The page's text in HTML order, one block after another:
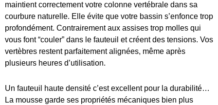
maintient correctement votre colonne vertébrale dans sa
courbure naturelle. Elle évite que votre bassin s’enfonce trop
profondément. Contrairement aux assises trop molles qui
vous font “couler” dans le fauteuil et créent des tensions. Vos
vertèbres restent parfaitement alignées, même après
plusieurs heures d’utilisation.
Un fauteuil haute densité c’est excellent pour la durabilité…
La mousse garde ses propriétés mécaniques bien plus